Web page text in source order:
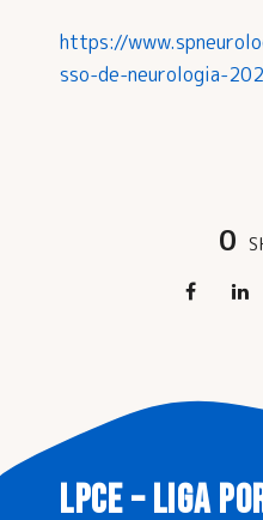
https://
sso-de-neurologia-
0
LPCE – LIGA